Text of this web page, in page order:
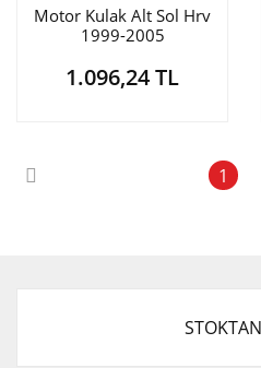
Motor Kulak Alt Sol Hrv
1999-2005
1.096,24 TL
1